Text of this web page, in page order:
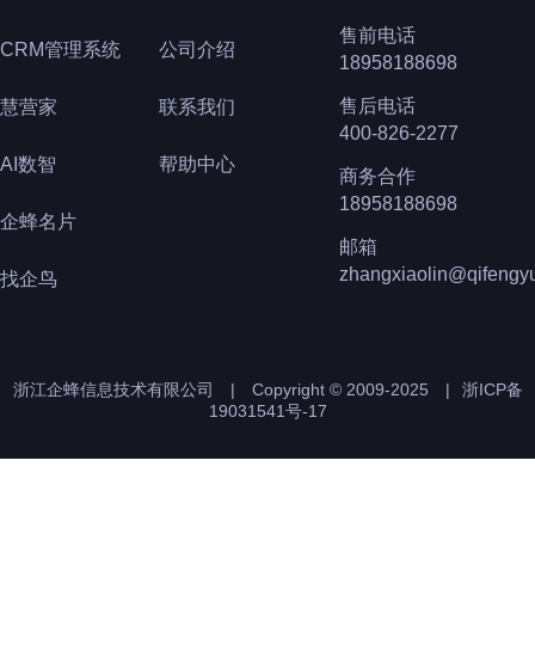
CRM管理系统
慧营家
AI数智
企蜂名片
找企鸟
公司介绍
联系我们
帮助中心
售前电话
18958188698
售后电话
400-826-2277
商务合作
18958188698
邮箱
浙江企蜂信息技术有限公司 | Copyright © 2009-2025 |
浙ICP备
19031541号-17